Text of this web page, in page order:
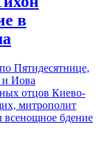
в
Пятидесятнице,
Иова
отцов Киево-
митрополит
бдение